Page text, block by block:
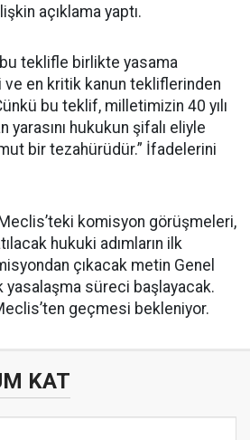
açıklama yaptı.
teklifle birlikte yasama
en kritik kanun tekliflerinden
bu teklif, milletimizin 40 yılı
yarasını hukukun şifalı eliyle
bir tezahürüdür.” İfadelerini
komisyon görüşmeleri,
hukuki adımların ilk
çıkacak metin Genel
yasalaşma süreci başlayacak.
geçmesi bekleniyor.
KAT